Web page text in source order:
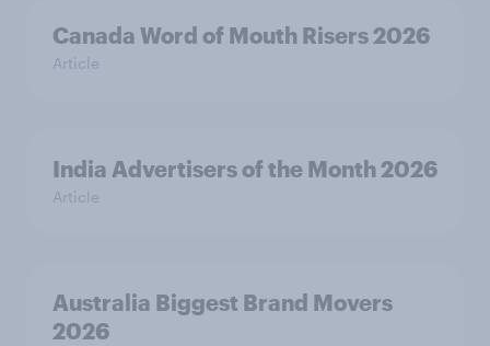
Canada Word of Mouth Risers 2026
Article
India Advertisers of the Month 2026
Article
Australia Biggest Brand Movers
2026